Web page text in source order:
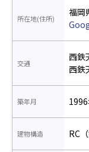
所在地(住所)
福岡
交通
西鉄
西鉄
築年月
建物構造 RC